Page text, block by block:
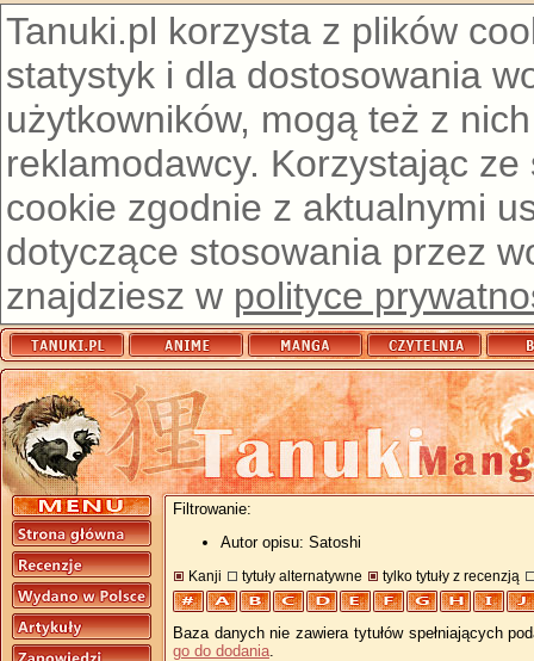
Tanuki.pl korzysta z plików
statystyk i dla dostosowania
użytkowników, mogą też z
reklamodawcy. Korzystając
cookie zgodnie z aktualnymi
dotyczące stosowania przez
znajdziesz w polityce
Filtrowanie:
Autor opisu: Satoshi
Kanji tytuły alternatywne tylko tytuły z recenzją
Baza danych nie zawiera tytułów spełniających
go do dodania.